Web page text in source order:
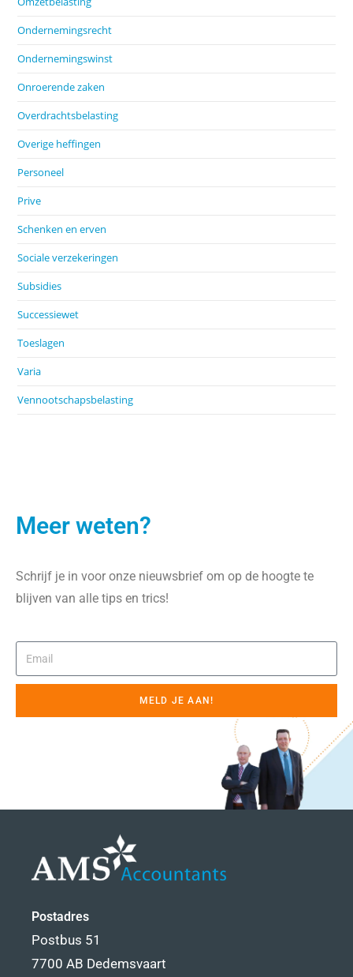
Ondernemingsrecht
Ondernemingswinst
Onroerende zaken
Overdrachtsbelasting
Overige heffingen
Personeel
Prive
Schenken en erven
Sociale verzekeringen
Subsidies
Successiewet
Toeslagen
Varia
Vennootschapsbelasting
Meer weten?
Schrijf je in voor onze nieuwsbrief om op de hoogte te
blijven van alle tips en trics!
MELD JE AAN!
Postadres
Postbus 51
7700 AB Dedemsvaart